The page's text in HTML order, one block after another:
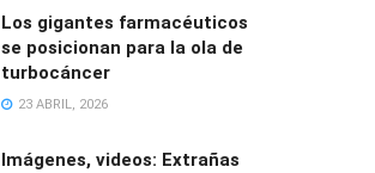
Los gigantes farmacéuticos
se posicionan para la ola de
turbocáncer
23 ABRIL, 2026
Imágenes, videos: Extrañas